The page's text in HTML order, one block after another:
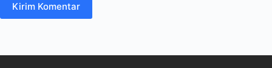
Kirim Komentar